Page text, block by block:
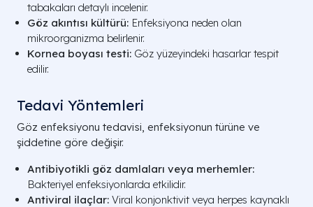
tabakaları detaylı incelenir.
Göz akıntısı kültürü: Enfeksiyona neden olan
mikroorganizma belirlenir.
Kornea boyası testi: Göz yüzeyindeki hasarlar tespit
edilir.
Tedavi Yöntemleri
Göz enfeksiyonu tedavisi, enfeksiyonun türüne ve
şiddetine göre değişir.
Antibiyotikli göz damlaları veya merhemler:
Bakteriyel enfeksiyonlarda etkilidir.
Antiviral ilaçlar: Viral konjonktivit veya herpes kaynaklı